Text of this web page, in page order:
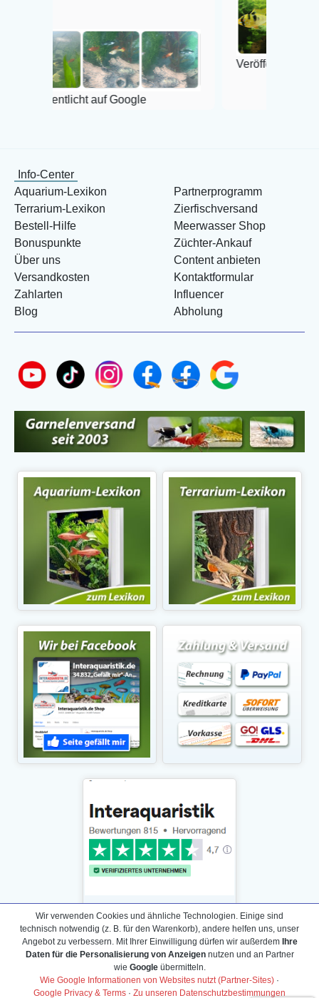
auf Google
Veröffentlicht auf Google
Info-Center
Aquarium-Lexikon
Terrarium-Lexikon
Bestell-Hilfe
Bonuspunkte
Über uns
Versandkosten
Zahlarten
Blog
Partnerprogramm
Zierfischversand
Meerwasser Shop
Züchter-Ankauf
Content anbieten
Kontaktformular
Influencer
Abholung
Daten­schutz­erklärung
Widerrufs­recht /Widerrufs­formular
Wir verwenden Cookies und ähnliche Technologien. Einige sind
technisch notwendig (z. B. für den Warenkorb), andere helfen uns, unser
Angebot zu verbessern. Mit Ihrer Einwilligung dürfen wir außerdem Ihre
Daten für die Personalisierung von Anzeigennutzen und an Partner
wie Googleübermitteln.
Wie Google Informationen von Websites nutzt (Partner-Sites) ·
Google Privacy & Terms · Zu unseren Datenschutzbestimmungen